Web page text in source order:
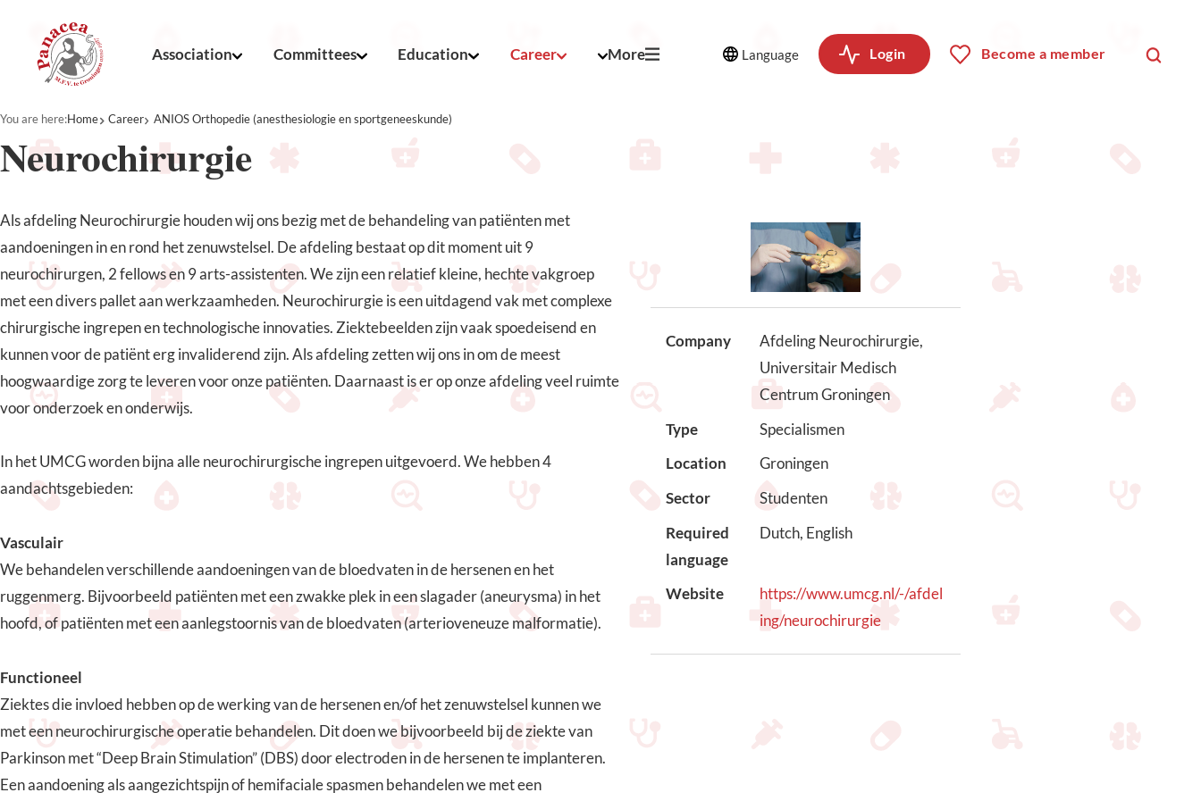
Association Committees Education Career More Login Become a member
Language
You are here:Home Career ANIOS Orthopedie (anesthesiologie en sportgeneeskunde)
Neurochirurgie
Company
Afdeling Neurochirurgie,
Universitair Medisch
Centrum Groningen
Type
Specialismen
Location
Groningen
Sector
Studenten
Required
language
Dutch, English
Website
https://www.umcg.nl/-/afdel
ing/neurochirurgie
Als afdeling Neurochirurgie houden wij ons bezig met de behandeling van patiënten met
aandoeningen in en rond het zenuwstelsel. De afdeling bestaat op dit moment uit 9
neurochirurgen, 2 fellows en 9 arts-assistenten. We zijn een relatief kleine, hechte vakgroep
met een divers pallet aan werkzaamheden. Neurochirurgie is een uitdagend vak met complexe
chirurgische ingrepen en technologische innovaties. Ziektebeelden zijn vaak spoedeisend en
kunnen voor de patiënt erg invaliderend zijn. Als afdeling zetten wij ons in om de meest
hoogwaardige zorg te leveren voor onze patiënten. Daarnaast is er op onze afdeling veel ruimte
voor onderzoek en onderwijs.
In het UMCG worden bijna alle neurochirurgische ingrepen uitgevoerd. We hebben 4
aandachtsgebieden:
Vasculair
We behandelen verschillende aandoeningen van de bloedvaten in de hersenen en het
ruggenmerg. Bijvoorbeeld patiënten met een zwakke plek in een slagader (aneurysma) in het
hoofd, of patiënten met een aanlegstoornis van de bloedvaten (arterioveneuze malformatie).
Functioneel
Ziektes die invloed hebben op de werking van de hersenen en/of het zenuwstelsel kunnen we
met een neurochirurgische operatie behandelen. Dit doen we bijvoorbeeld bij de ziekte van
Parkinson met “Deep Brain Stimulation” (DBS) door electroden in de hersenen te implanteren.
Een aandoening als aangezichtspijn of hemifaciale spasmen behandelen we met een